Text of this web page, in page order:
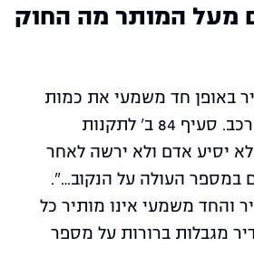
מעל המותר מה החוק
באופן חד משמעי את כמות
הנוסעים המותרת ברכב. סעיף 84 ב' לתקנות
יסיע אדם ולא ירשה לאחר
במספר העולה על הנקוב…".
והחד משמעי אינו מותיר כל
מגבלות ברורות על מספר